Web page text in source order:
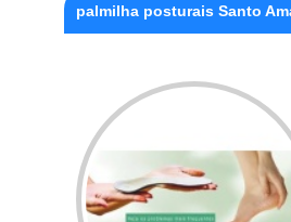
palmilha posturais Santo